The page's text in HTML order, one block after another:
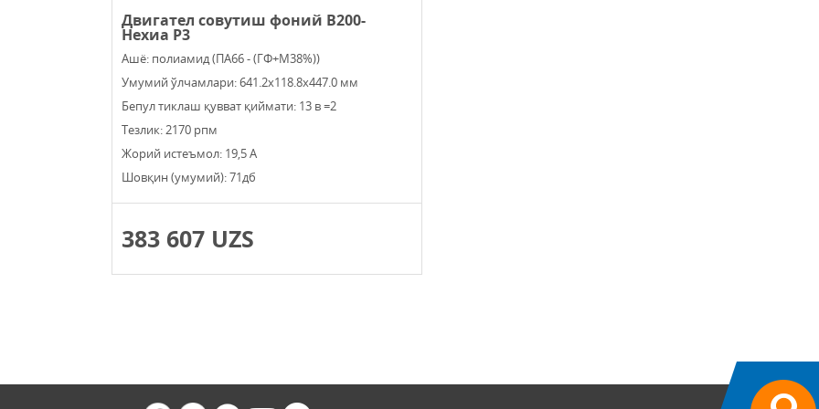
Двигател совутиш фоний В200-
Нехиа Р3
Ашё: полиамид (ПА66 - (ГФ+М38%))
Умумий ўлчамлари: 641.2х118.8х447.0 мм
Бепул тиклаш қувват қиймати: 13 в =2
Тезлик: 2170 рпм
Жорий истеъмол: 19,5 А
Шовқин (умумий): 71дб
383 607 UZS